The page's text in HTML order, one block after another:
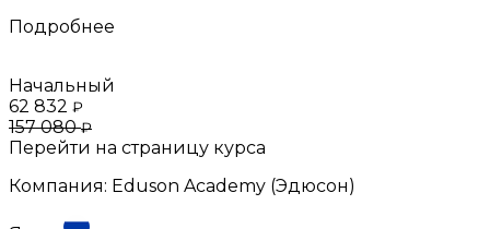
Подробнее
Начальный
62 832 ₽
157 080₽
Перейти на страницу курса
Компания: Eduson Academy (Эдюсон)